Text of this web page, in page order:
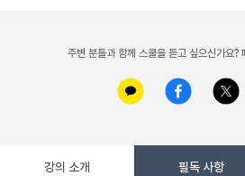
주변 분들과 함께 스쿨을 듣고 싶으신가요?
강의 소개 필독 사항